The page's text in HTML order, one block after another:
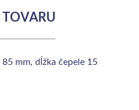
mm, dĺžka čepele 15